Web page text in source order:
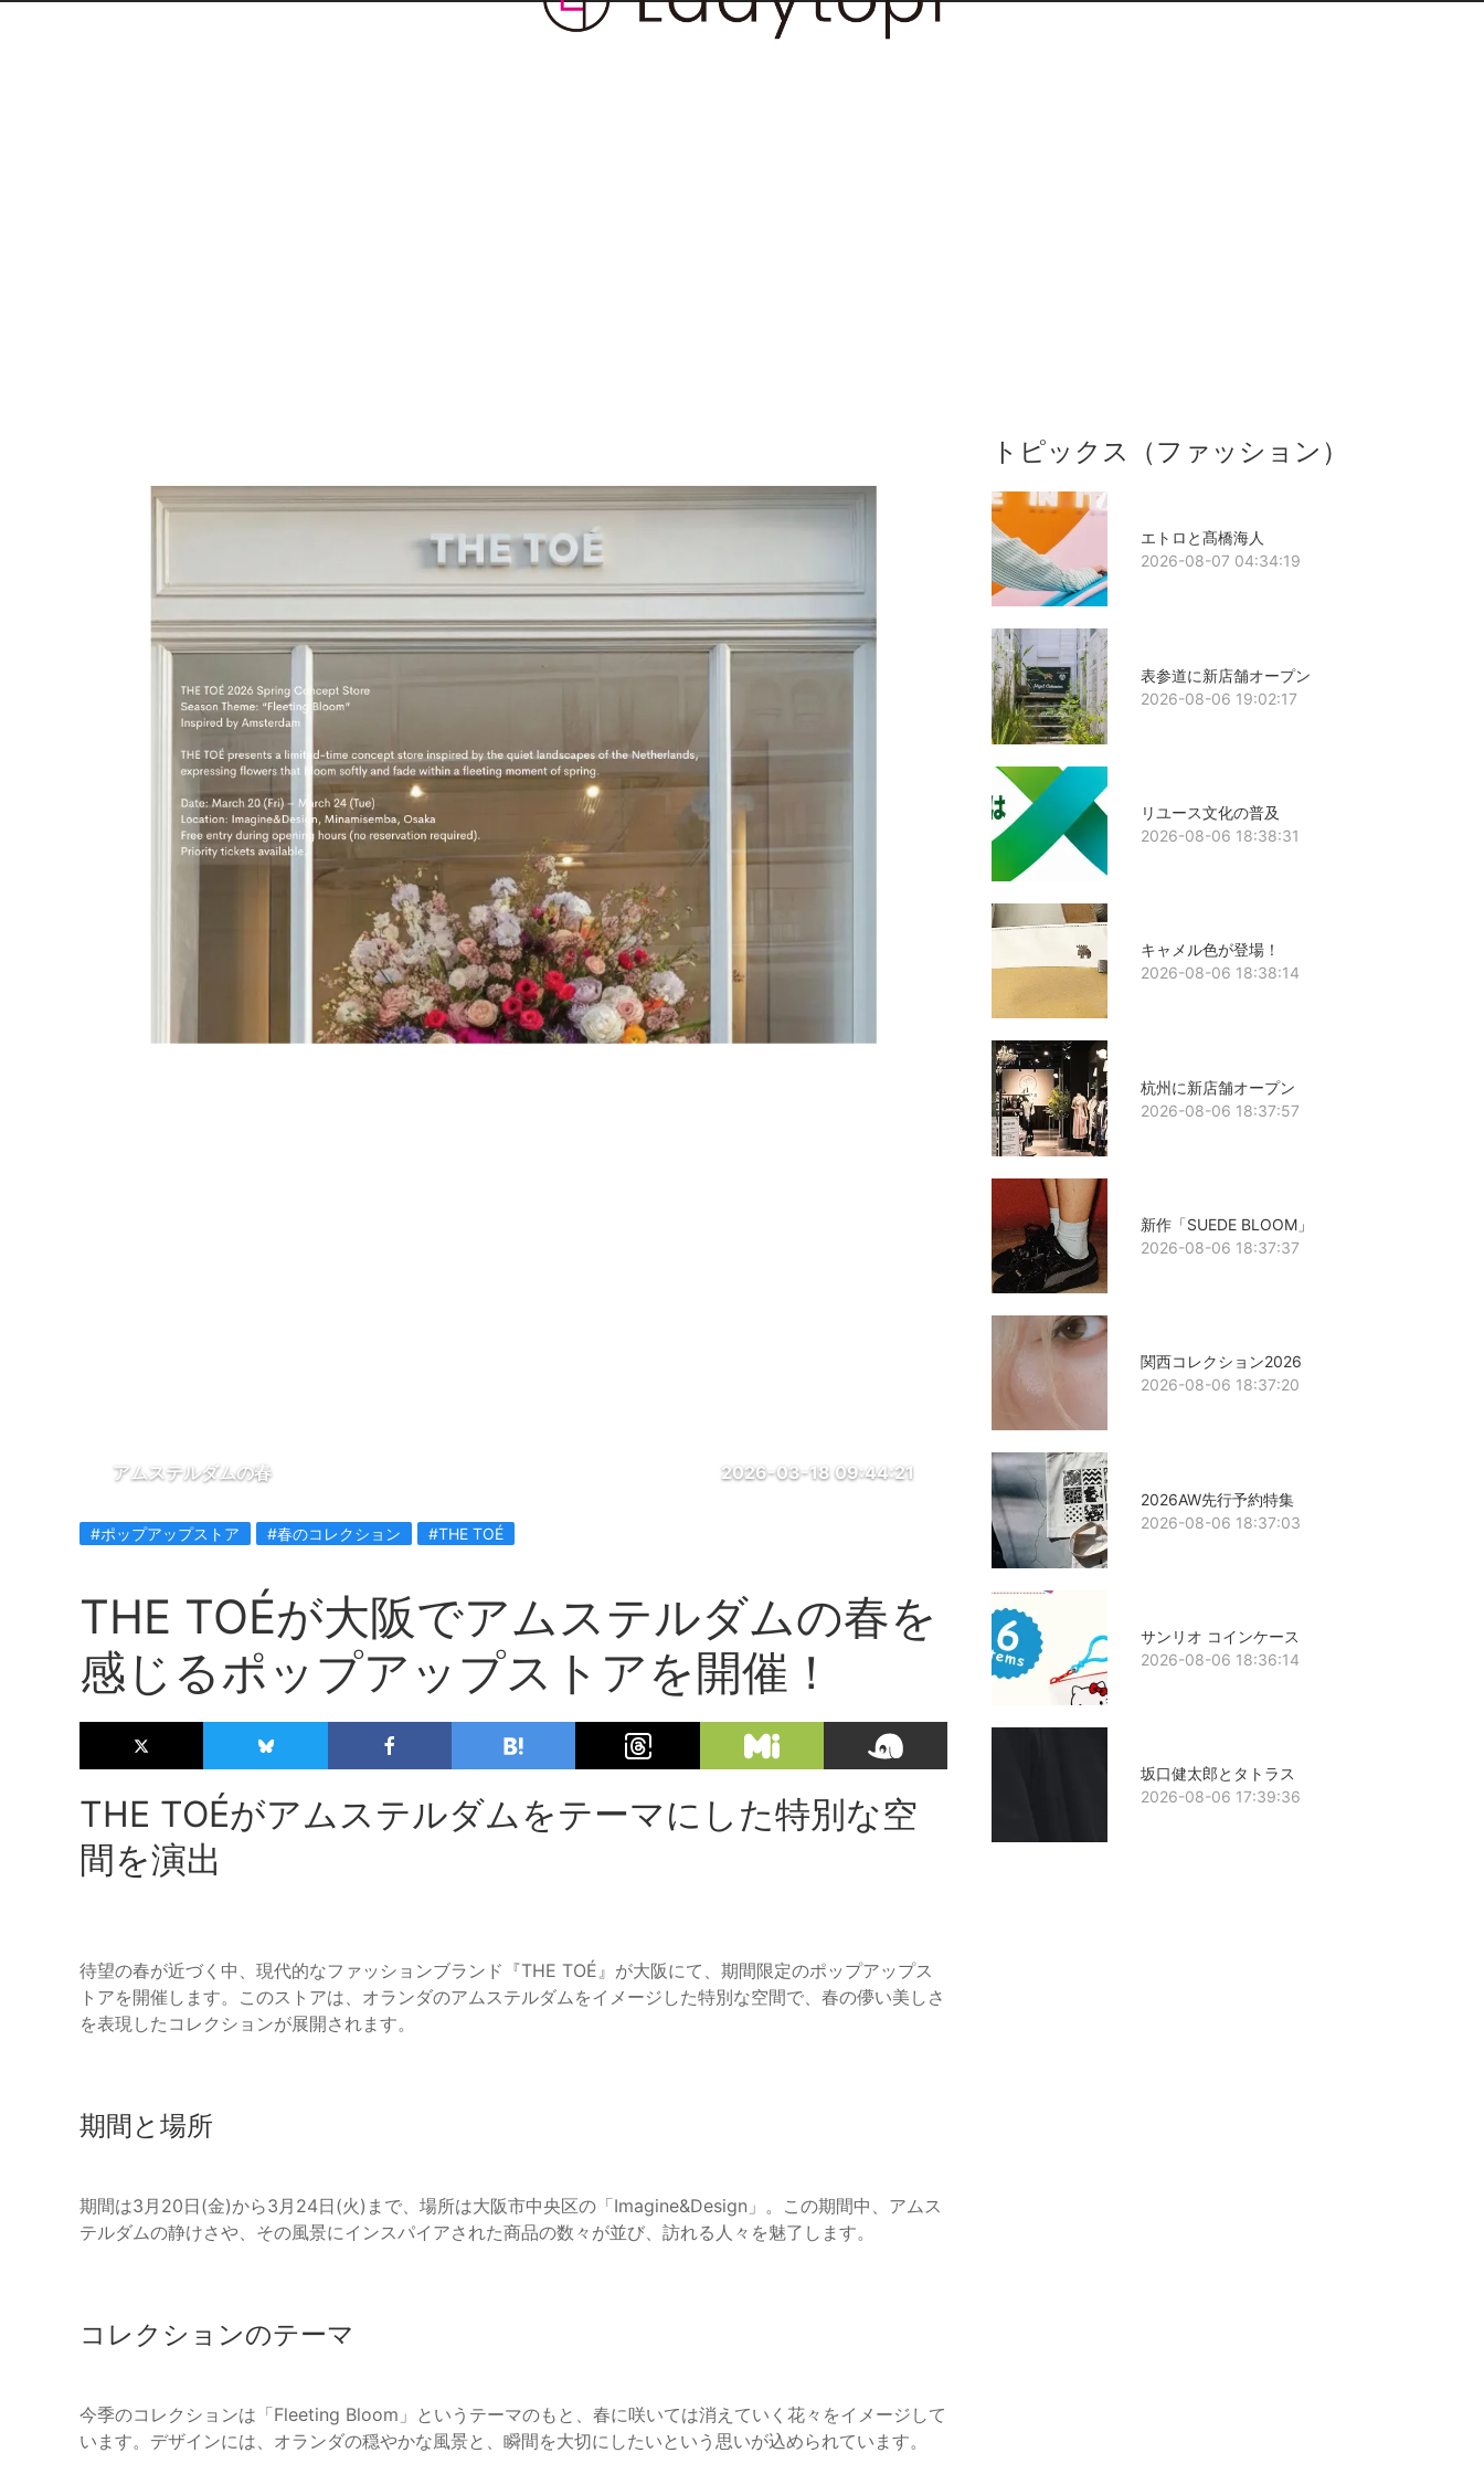
アムステルダムの春 2026-03-18 09:44:21
#ポップアップストア #春のコレクション #THE TOÉ
THE TOÉが大阪でアムステルダムの春を
感じるポップアップストアを開催！
THE TOÉがアムステルダムをテーマにした特別な空
間を演出
待望の春が近づく中、現代的なファッションブランド『THE TOÉ』が大阪にて、期間限定のポップアップス
トアを開催します。このストアは、オランダのアムステルダムをイメージした特別な空間で、春の儚い美しさ
を表現したコレクションが展開されます。
期間と場所
期間は3月20日(金)から3月24日(火)まで、場所は大阪市中央区の「Imagine&Design」。この期間中、アムス
テルダムの静けさや、その風景にインスパイアされた商品の数々が並び、訪れる人々を魅了します。
コレクションのテーマ
今季のコレクションは「Fleeting Bloom」というテーマのもと、春に咲いては消えていく花々をイメージして
います。デザインには、オランダの穏やかな風景と、瞬間を大切にしたいという思いが込められています。
トピックス（ファッション）
エトロと髙橋海人
2026-08-07 04:34:19
表参道に新店舗オープン
2026-08-06 19:02:17
リユース文化の普及
2026-08-06 18:38:31
キャメル色が登場！
2026-08-06 18:38:14
杭州に新店舗オープン
2026-08-06 18:37:57
新作「SUEDE BLOOM」
2026-08-06 18:37:37
関西コレクション2026
2026-08-06 18:37:20
2026AW先行予約特集
2026-08-06 18:37:03
サンリオ コインケース
2026-08-06 18:36:14
坂口健太郎とタトラス
2026-08-06 17:39:36